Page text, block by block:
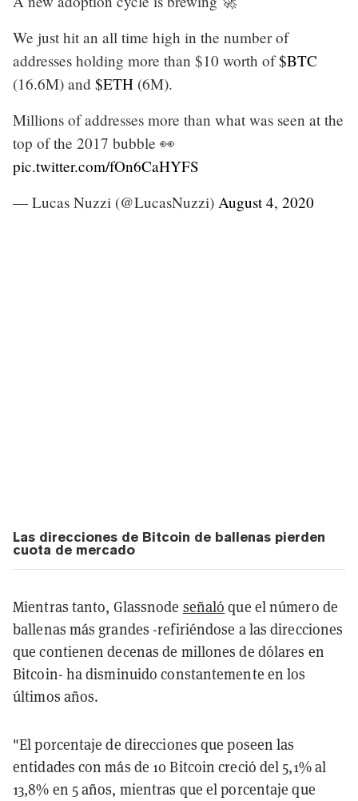
We just hit an all time high in the number of
addresses holding more than $10 worth of$BTC
(16.6M) and $ETH (6M).
Millions of addresses more than what was seen at the
top of the 2017 bubble 👀
pic.twitter.com/fOn6CaHYFS
— Lucas Nuzzi (@LucasNuzzi) August 4, 2020
Las direcciones de Bitcoin de ballenas pierden
cuota de mercado
Mientras tanto, Glassnode señaló que el número de
ballenas más grandes -refiriéndose a las direcciones
que contienen decenas de millones de dólares en
Bitcoin- ha disminuido constantemente en los
últimos años.
"El porcentaje de direcciones que poseen las
entidades con más de 10 Bitcoin creció del 5,1% al
13,8% en 5 años, mientras que el porcentaje que